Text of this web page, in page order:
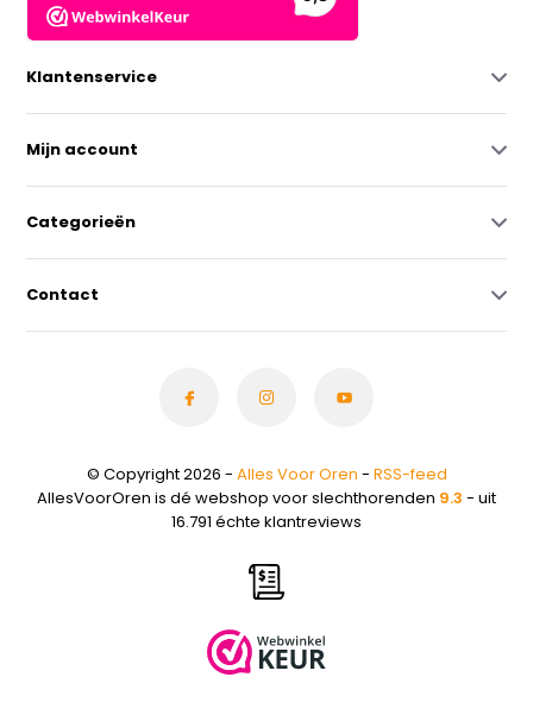
Klantenservice
Mijn account
Categorieën
Contact
© Copyright 2026 - Alles Voor Oren - RSS-feed
AllesVoorOren is dé webshop voor slechthorenden 9.3 - uit
16.791 échte klantreviews